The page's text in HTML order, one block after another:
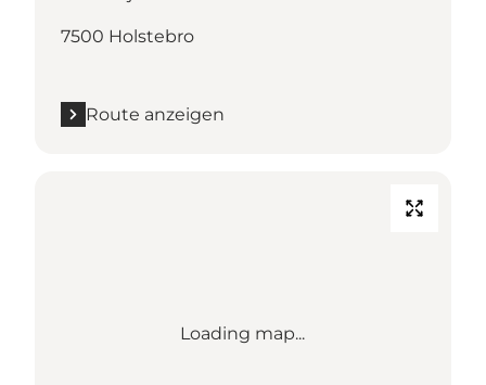
7500 Holstebro
Route anzeigen
Loading map...